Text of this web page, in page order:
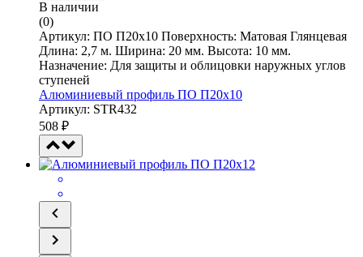
В наличии
(0)
Артикул: ПО П20х10 Поверхность: Матовая Глянцевая
Длина: 2,7 м. Ширина: 20 мм. Высота: 10 мм.
Назначение: Для защиты и облицовки наружных углов
ступеней
Алюминиевый профиль ПО П20х10
Артикул: STR432
508 ₽